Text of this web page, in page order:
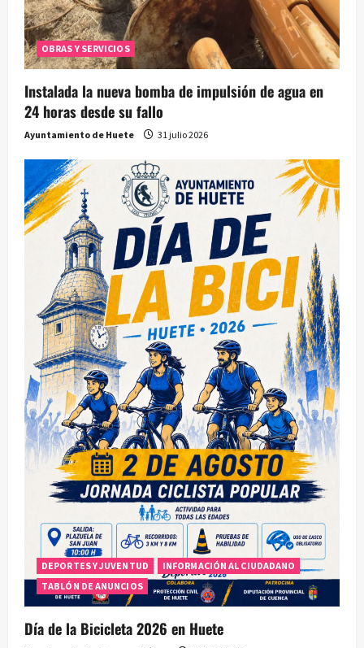
OBRAS Y SERVICIOS
Instalada la nueva bomba de impulsión de agua en
24 horas desde su fallo
Ayuntamiento de Huete 31 julio 2026
DEPORTES Y JUVENTUD
INFORMACIÓN AL CIUDADANO
TABLÓN DE ANUNCIOS
Día de la Bicicleta 2026 en Huete